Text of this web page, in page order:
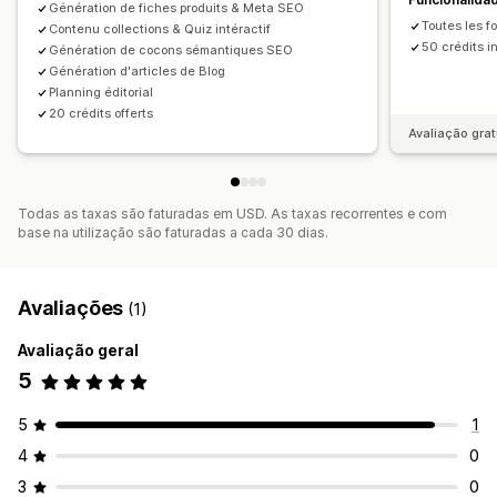
Otimização de URL
Análise de dados
Génération de fiches produits & Meta SEO
Contenu collections & Quiz intéractif
Génération de cocons sémantiques SEO
Génération d'articles de Blog
Planning éditorial
20 crédits offerts
Toutes les
50 crédits
Avaliação
Todas as taxas são faturadas em USD. As taxas recorrentes e com
base na utilização são faturadas a cada 30 dias.
Avaliações (1)
Avaliação geral
5
5
1
4
0
3
0